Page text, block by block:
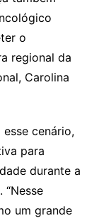
o
regional da
Carolina
cenário,
para
durante a
um grande